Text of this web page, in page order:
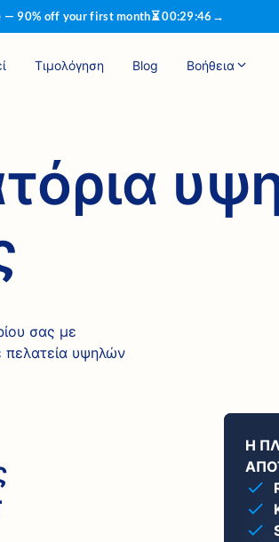
— 90% off your first month⏳00:29:46 →
Τιμολόγηση Blog Βοήθεια
σας με
πελατεία υψηλών
Η